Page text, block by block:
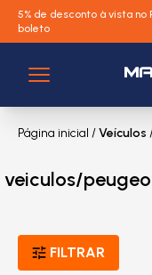
5% de desconto à vista no
boleto
Página inicial /Veículos
veiculos/
FILTRAR